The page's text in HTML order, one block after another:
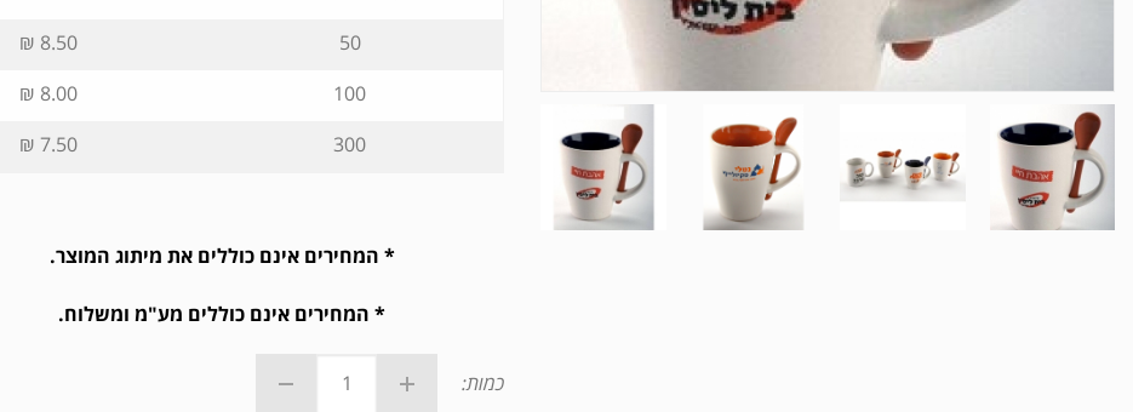
50
8.50 ₪
100
8.00 ₪
300
7.50 ₪
* המחירים אינם כוללים את מיתוג המוצר.
* המחירים אינם כוללים מע"מ ומשלוח.
כמות: